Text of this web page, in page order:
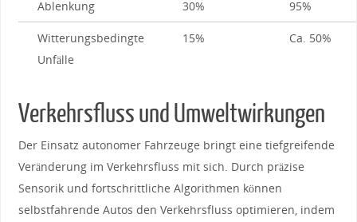
Ablenkung 30% 95%
Witterungsbedingte‍
Unfälle
15% Ca. 50%
Verkehrsfluss und Umweltwirkungen
Der Einsatz autonomer Fahrzeuge bringt eine tiefgreifende
Veränderung im Verkehrsfluss mit sich. Durch präzise
Sensorik und ‍fortschrittliche Algorithmen können
selbstfahrende Autos den Verkehrsfluss optimieren, indem